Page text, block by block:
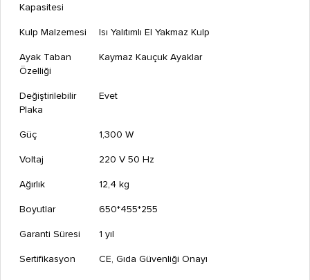
Kapasitesi
Kulp Malzemesi Isı Yalıtımlı El Yakmaz Kulp
Ayak Taban
Özelliği
Kaymaz Kauçuk Ayaklar
Değiştirilebilir
Plaka
Evet
Güç 1,300 W
Voltaj 220 V 50 Hz
Ağırlık 12,4 kg
Boyutlar 650*455*255
Garanti Süresi 1 yıl
Sertifikasyon CE, Gıda Güvenliği Onayı